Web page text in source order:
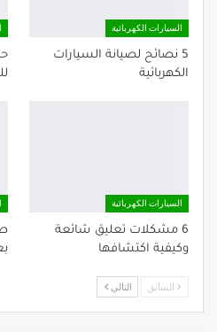
السيارات الكهربائية
5 نصائح لصيانة السيارات
الكهربائية
السيارات الكهربائية
6 مشكلات تعليق شائعة
وكيفية اكتشافها
السابق التالي